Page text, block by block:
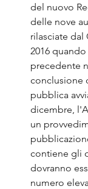
del nuovo
delle nove
rilasciate dal
2016
precedente
conclusione
pubblica
dicembre,
un
contiene gli
dovranno
numero